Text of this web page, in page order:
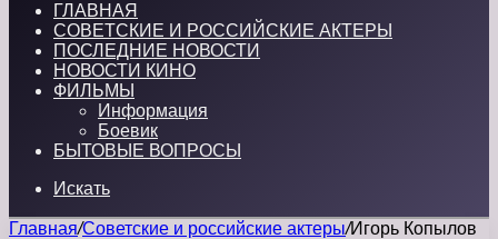
ГЛАВНАЯ
СОВЕТСКИЕ И РОССИЙСКИЕ АКТЕРЫ
ПОСЛЕДНИЕ НОВОСТИ
НОВОСТИ КИНО
ФИЛЬМЫ
Информация
Боевик
БЫТОВЫЕ ВОПРОСЫ
Искать
Главная/Советские и российские актеры/Игорь Копылов